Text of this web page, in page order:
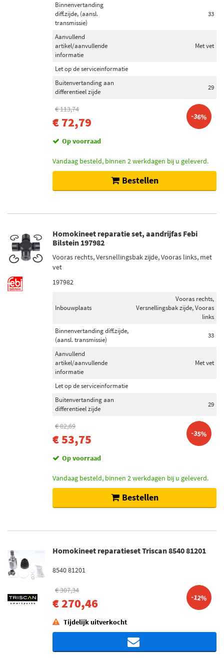
Binnenvertanding
diff.zijde, (aansl.
transmissie)
33
Aanvullend
artikel/aanvullende
informatie
Met vet
Let op de serviceinformatie
Buitenvertanding aan
differentieel zijde
29
€ 113,74
€ 72,79 -36%
Op voorraad
Vandaag besteld, binnen 2 werkdagen bij u geleverd.
Bestellen
Homokineet reparatie set, aandrijfas Febi
Bilstein 197982
Vooras rechts, Versnellingsbak zijde, Vooras links, met
vet
197982
Inbouwplaats
Vooras rechts,
Versnellingsbak zijde, Vooras
links
Binnenvertanding diff.zijde,
(aansl. transmissie)
33
Aanvullend
artikel/aanvullende
informatie
Met vet
Let op de serviceinformatie
Buitenvertanding aan
differentieel zijde
29
€ 82,69
€ 53,75 -35%
Op voorraad
Vandaag besteld, binnen 2 werkdagen bij u geleverd.
Bestellen
Homokineet reparatieset Triscan 8540 81201
8540 81201
€ 307,34
€ 270,46 -12%
Tijdelijk uitverkocht